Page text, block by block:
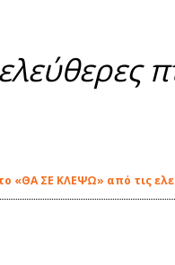
ελεύθερες
«ΘΑ ΣΕ ΚΛΕΨΩ» από τις